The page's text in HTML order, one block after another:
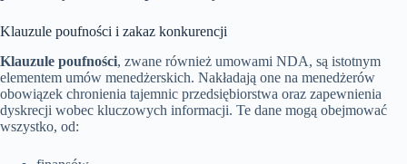
Klauzule poufności i zakaz konkurencji
Klauzule poufności, zwane również umowami NDA, są istotnym
elementem umów menedżerskich. Nakładają one na menedżerów
obowiązek chronienia tajemnic przedsiębiorstwa oraz zapewnienia
dyskrecji wobec kluczowych informacji. Te dane mogą obejmować
wszystko, od: